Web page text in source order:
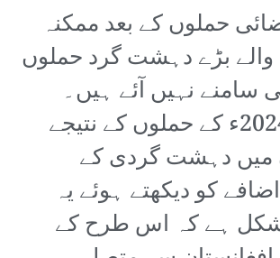
حملوں کے بعد ممکنہ
والے بڑے دہشت گرد حملوں
سامنے نہیں آئے ہیں۔
تاہم، مارچ 2024ء کے حملوں کے نتیجے
میں دہشت گردی کے
کو دیکھتے ہوئے یہ
ہے کہ اس طرح کے